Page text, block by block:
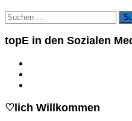
Suchen
nach:
topE in den Sozialen
♡lich Willkommen